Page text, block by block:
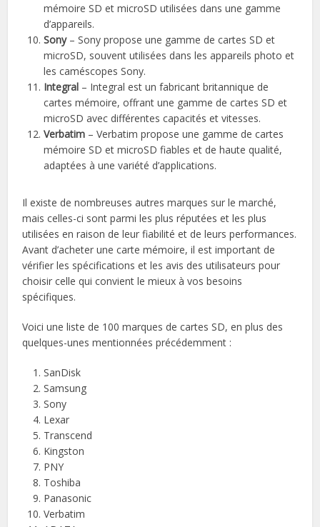
mémoire SD et microSD utilisées dans une gamme
d’appareils.
Sony– Sony propose une gamme de cartes SD et
microSD, souvent utilisées dans les appareils photo et
les caméscopes Sony.
Integral – Integral est un fabricant britannique de
cartes mémoire, offrant une gamme de cartes SD et
microSD avec différentes capacités et vitesses.
Verbatim – Verbatim propose une gamme de cartes
mémoire SD et microSD fiables et de haute qualité,
adaptées à une variété d’applications.
Il existe de nombreuses autres marques sur le marché,
mais celles-ci sont parmi les plus réputées et les plus
utilisées en raison de leur fiabilité et de leurs performances.
Avant d’acheter une carte mémoire, il est important de
vérifier les spécifications et les avis des utilisateurs pour
choisir celle qui convient le mieux à vos besoins
spécifiques.
Voici une liste de 100 marques de cartes SD, en plus des
quelques-unes mentionnées précédemment :
SanDisk
Samsung
Sony
Lexar
Transcend
Kingston
PNY
Toshiba
Panasonic
Verbatim